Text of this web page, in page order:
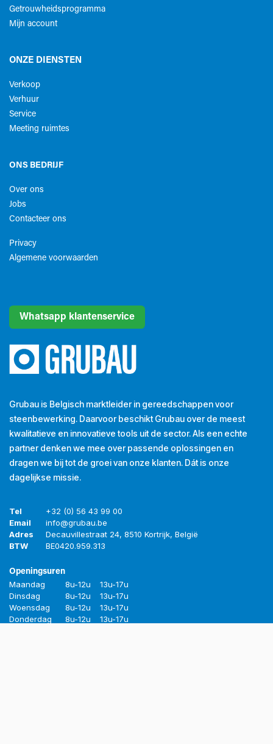
Getrouwheidsprogramma
Mijn account
ONZE DIENSTEN
Verkoop
Verhuur
Service
Meeting ruimtes
ONS BEDRIJF
Over ons
Jobs
Contacteer ons
Privacy
Algemene voorwaarden​
Whatsapp klantenservice
Grubau is Belgisch marktleider in gereedschappen voor
steenbewerking. Daarvoor beschikt Grubau over de meest
kwalitatieve en innovatieve tools uit de sector. Als een echte
partner denken we mee over passende oplossingen en
dragen we bij tot de groei van onze klanten. Dát is onze
dagelijkse missie.
Tel
+32 (0) 56 43 99 00
Email
info@grubau.be
Adres
Decauvillestraat 24, 8510 Kortrijk, België
BTW
BE0420.959.313
Openingsuren
Maandag 8u-12u
13u-17u
Dinsdag
8u-12u
13u-17u
Woensdag
8u-12u
13u-17u
Donderdag
8u-12u
13u-17u